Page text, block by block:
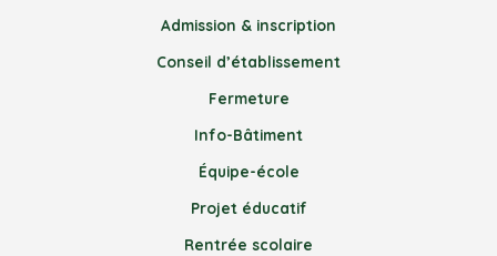
Admission & inscription
Conseil d’établissement
Fermeture
Info-Bâtiment
Équipe-école
Projet éducatif
Rentrée scolaire